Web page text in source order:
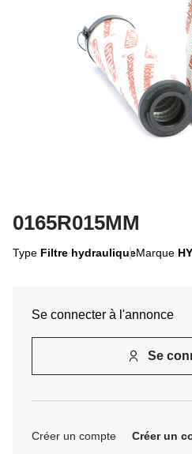
0165R015MM
Type Filtre hydrauliqueMarque
Se connecter à l'annonce
Se
Créer un compte Créer un